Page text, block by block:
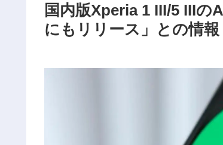
国内版Xperia 1 III/5 III
にもリリース」との情報